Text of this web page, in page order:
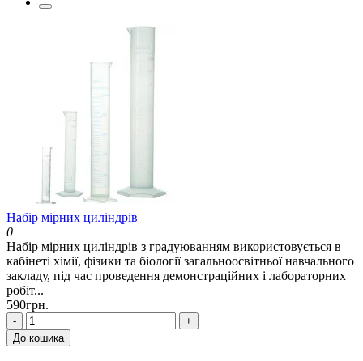
Набір мірних циліндрів
0
Набір мірних циліндрів з градуюванням використовується в
кабінеті хімії, фізики та біології загальноосвітньої навчального
закладу, під час проведення демонстраційних і лабораторних
робіт...
590грн.
-
+
До кошика